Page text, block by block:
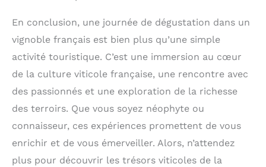
En conclusion, une journée de dégustation dans un
vignoble français est bien plus qu’une simple
activité touristique. C’est une immersion au cœur
de la culture viticole française, une rencontre avec
des passionnés et une exploration de la richesse
des terroirs. Que vous soyez néophyte ou
connaisseur, ces expériences promettent de vous
enrichir et de vous émerveiller. Alors, n’attendez
plus pour découvrir les trésors viticoles de la